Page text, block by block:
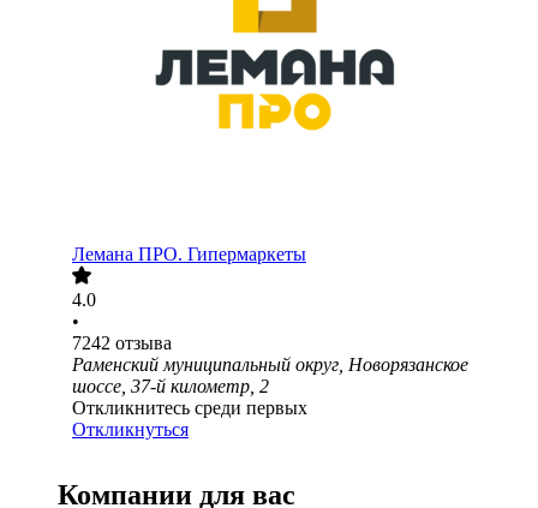
Лемана ПРО. Гипермаркеты
4.0
•
7242 отзыва
Раменский муниципальный округ, Новорязанское
шоссе, 37-й километр, 2
Откликнитесь среди первых
Откликнуться
Компании для вас